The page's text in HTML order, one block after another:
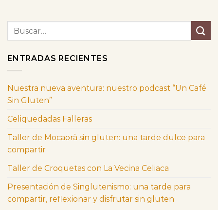
ENTRADAS RECIENTES
Nuestra nueva aventura: nuestro podcast “Un Café
Sin Gluten”
Celiquedadas Falleras
Taller de Mocaorà sin gluten: una tarde dulce para
compartir
Taller de Croquetas con La Vecina Celiaca
Presentación de Singlutenismo: una tarde para
compartir, reflexionar y disfrutar sin gluten